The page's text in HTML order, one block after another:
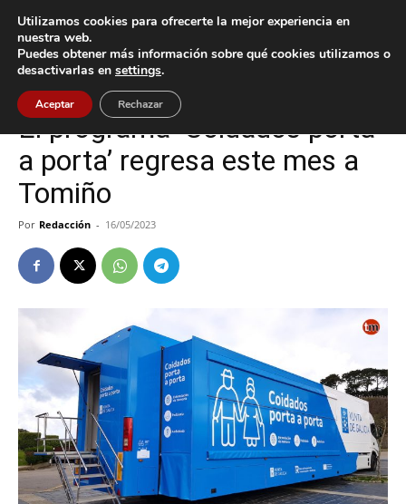
Inicio Tomiño
Tomiño
El programa ‘Coidados porta
a porta’ regresa este mes a
Tomiño
Por Redacción - 16/05/2023
Utilizamos cookies para ofrecerte la mejor experiencia en
nuestra web.
Puedes obtener más información sobre qué cookies utilizamos o
desactivarlas en settings.
Aceptar Rechazar